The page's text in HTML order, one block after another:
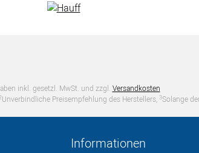
inkl. gesetzl. MwSt. und zzgl. Versandkosten
Unverbindliche Preisempfehlung des Herstellers, 3Solange
Informationen